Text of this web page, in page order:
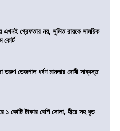
এখনই গ্রেফতার নয়, সুমিত রায়কে সাময়িক
কোর্ট
তরুণ তেজপাল ধর্ষণ মামলার দোষী সাব্যস্ত
১ কোটি টাকার বেশি সোনা, হীরে সহ ধৃত